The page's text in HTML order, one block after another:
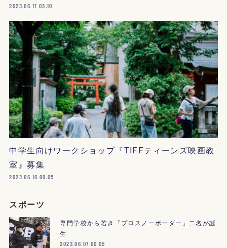
2023.06.17 03:10
中学生向けワークショップ『TIFFティーンズ映画教
室』募集
2023.06.16 00:05
スポーツ
専門学校から若き「プロスノーボーダー」二名が誕
生
2023.06.07 00:05